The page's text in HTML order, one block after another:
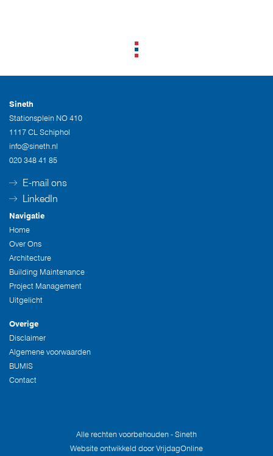
Sineth
Stationsplein NO 410
1117 CL Schiphol
info@sineth.nl
020 348 41 85
E-mail ons
LinkedIn
Navigatie
Home
Over Ons
Architecture
Building Maintenance
Project Management
Uitgelicht
Overige
Disclaimer
Algemene voorwaarden
BUMIS
Contact
Alle rechten voorbehouden - Sineth
Website ontwikkeld doorVrijdagOnline